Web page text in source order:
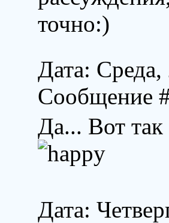
точно:)
Дата:
Сообщение
Да... Вот так
Дата: